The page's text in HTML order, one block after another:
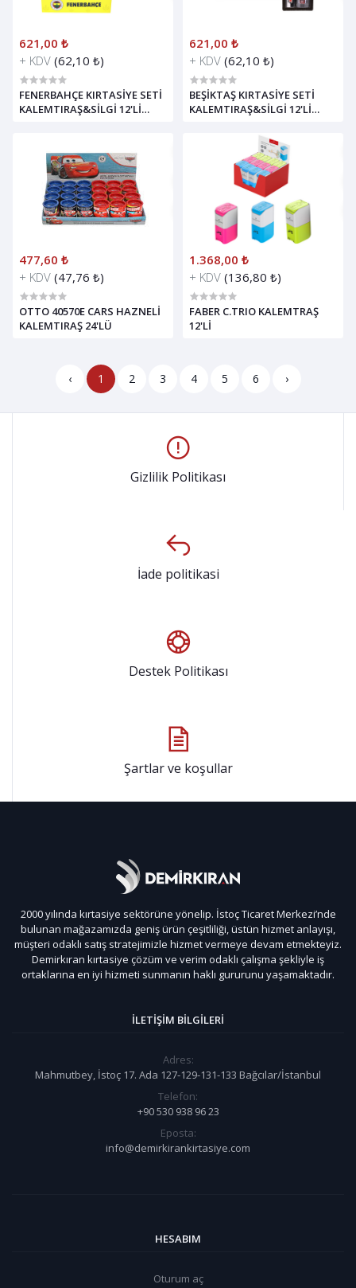
621,00 ₺
+ KDV (62,10 ₺)
FENERBAHÇE KIRTASİYE SETİ
KALEMTIRAŞ&SİLGİ 12'Lİ
621,00 ₺
+ KDV (62,10 ₺)
BEŞİKTAŞ KIRTASİYE SETİ
KALEMTIRAŞ&SİLGİ 12'Lİ
477,60 ₺
+ KDV (47,76 ₺)
OTTO 40570E CARS HAZNELİ
KALEMTIRAŞ 24'LÜ
1.368,00 ₺
+ KDV (136,80 ₺)
FABER C.TRIO KALEMTRAŞ
12'Lİ
‹ 1 2 3 4 5 6 ›
Gizlilik Politikası
İade politikasi
Destek Politikası
Şartlar ve koşullar
2000 yılında kırtasiye sektörüne yönelip. İstoç Ticaret Merkezi’nde
bulunan mağazamızda geniş ürün çeşitliliği, üstün hizmet anlayışı,
müşteri odaklı satış stratejimizle hizmet vermeye devam etmekteyiz.
Demirkıran kırtasiye çözüm ve verim odaklı çalışma şekliyle iş
ortaklarına en iyi hizmeti sunmanın haklı gururunu yaşamaktadır.
İLETIŞIM BILGILERI
Adres:
Mahmutbey, İstoç 17. Ada 127-129-131-133 Bağcılar/İstanbul
Telefon:
+90 530 938 96 23
Eposta:
info@demirkirankirtasiye.com
HESABIM
Oturum aç